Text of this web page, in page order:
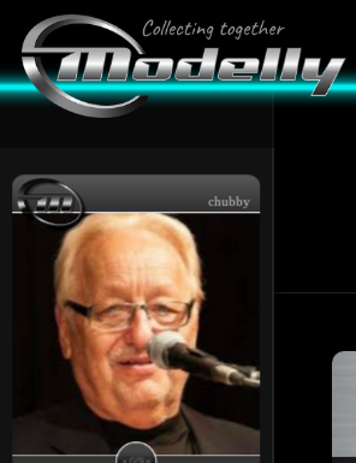
chubby